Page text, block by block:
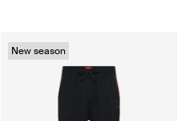
New season